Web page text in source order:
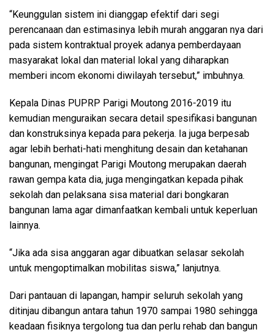
“Keunggulan sistem ini dianggap efektif dari segi
perencanaan dan estimasinya lebih murah anggaran nya dari
pada sistem kontraktual proyek adanya pemberdayaan
masyarakat lokal dan material lokal yang diharapkan
memberi incom ekonomi diwilayah tersebut,” imbuhnya.
Kepala Dinas PUPRP Parigi Moutong 2016-2019 itu
kemudian menguraikan secara detail spesifikasi bangunan
dan konstruksinya kepada para pekerja. Ia juga berpesab
agar lebih berhati-hati menghitung desain dan ketahanan
bangunan, mengingat Parigi Moutong merupakan daerah
rawan gempa kata dia, juga mengingatkan kepada pihak
sekolah dan pelaksana sisa material dari bongkaran
bangunan lama agar dimanfaatkan kembali untuk keperluan
lainnya.
“Jika ada sisa anggaran agar dibuatkan selasar sekolah
untuk mengoptimalkan mobilitas siswa,” lanjutnya.
Dari pantauan di lapangan, hampir seluruh sekolah yang
ditinjau dibangun antara tahun 1970 sampai 1980 sehingga
keadaan fisiknya tergolong tua dan perlu rehab dan bangun